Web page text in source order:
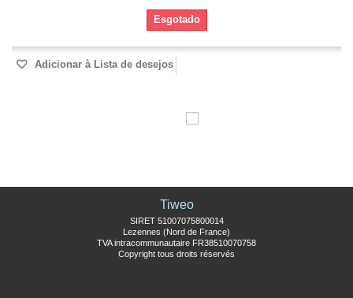
Esgotado
Adicionar à Lista de desejos
Tiweo
SIRET 51007075800014
Lezennes (Nord de France)
TVA intracommunautaire FR38510070758
Copyright tous droits réservés